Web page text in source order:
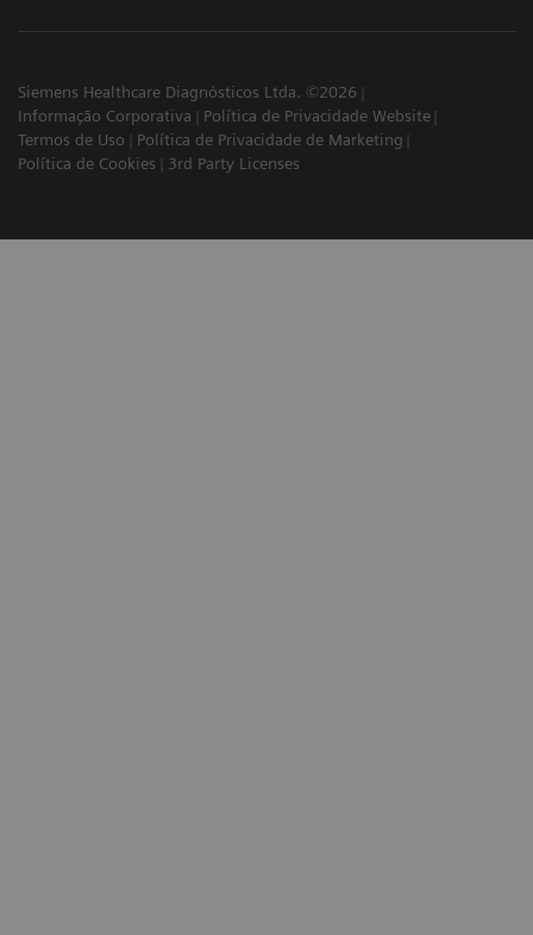
Siemens Healthcare Diagnósticos Ltda. ©2026
Informação Corporativa
Política de Privacidade Website
Termos de Uso
Política de Privacidade de Marketing
Política de Cookies
3rd Party Licenses